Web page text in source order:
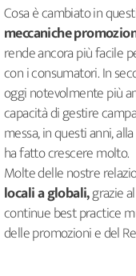
Cosa è cambiato in
meccaniche
rende ancora più facile
con i consumatori. In
oggi notevolmente più
capacità di gestire
messa, in questi anni,
ha fatto crescere molto.
Molte delle nostre
locali a globali,grazie
continue best practice
delle promozioni e del